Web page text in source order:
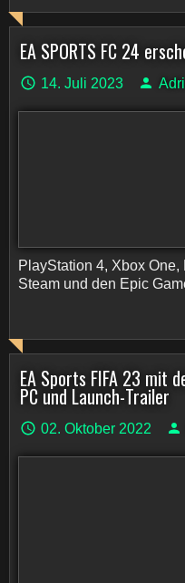
EA SPORTS FC 24
14. Juli 2023
PlayStation 4, Xbox
Steam und den Epic
EA Sports FIFA 23 mit
PC und Launch-Trailer
02. Oktober 2022